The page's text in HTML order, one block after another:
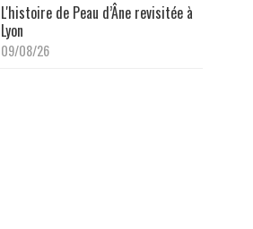
L'histoire de Peau d’Âne revisitée à
Lyon
09/08/26